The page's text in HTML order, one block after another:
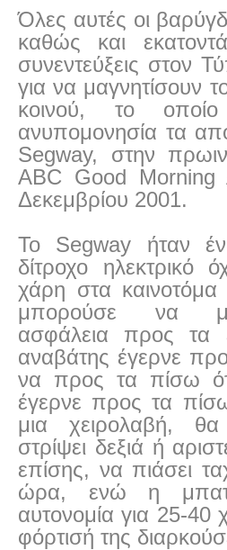
Όλες αυτές οι
καθώς και
συνεντεύξεις στον
για να μαγνητίσουν
κοινού, το
ανυπομονησία τα
Segway, στην
ABC Good Morning
Δεκεμβρίου 2001.
Το Segway ήταν
δίτροχο ηλεκτρικό
χάρη στα
μπορούσε να
ασφάλεια προς τα
αναβάτης έγερνε
να προς τα πίσω
έγερνε προς τα
μια χειρολαβή,
στρίψει δεξιά ή
επίσης, να πιάσει
ώρα, ενώ η
αυτονομία για 25-40
φόρτισή της